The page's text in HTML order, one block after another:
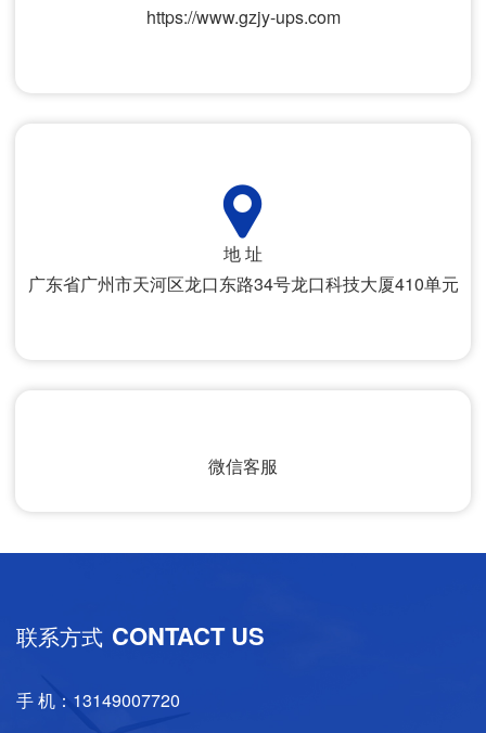
https://www.gzjy-ups.com
地 址
广东省广州市天河区龙口东路34号龙口科技大厦410单元
微信客服
联系方式 CONTACT US
手 机：13149007720